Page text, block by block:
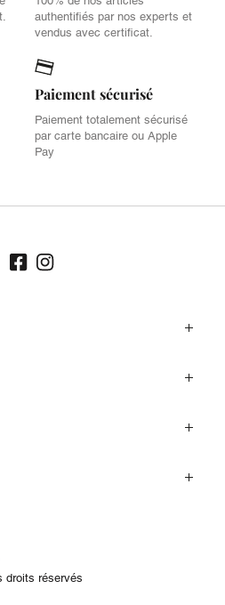
authentifiés par nos experts et
vendus avec certificat.
Paiement sécurisé
Paiement totalement sécurisé
par carte bancaire ou Apple
Pay
droits réservés